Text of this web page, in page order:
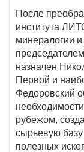
После
института
минералогии
назначен
Первой и
Федоровский
рубежом,
сырьевую
полезных